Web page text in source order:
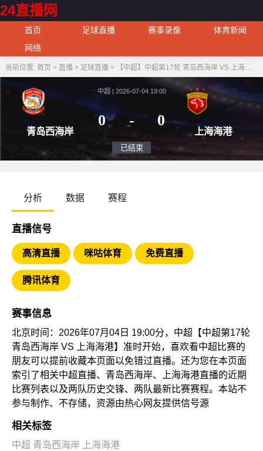
24直播网
首页 足球直播 赛事录像
体育新闻
网络
当前位置: 首页 > 直播> 足球直播> 【中超】中超第17轮 青岛西海岸 VS 上海海港
青岛西海岸
中超 | 2026-07-04 19:00
0
上海
分析 数据 赛程
直播信号
高清直播 咪咕体育 免费直播
腾讯体育
赛事信息
北京时间：2026年07月04日 19:00分，中超【中超第17轮
青岛西海岸 VS 上海海港】准时开始，喜欢看中超比赛的
朋友可以提前收藏本页面以免错过直播。还为您在本页面
索引了相关中超直播、青岛西海岸、上海海港直播的近期
比赛列表以及两队历史交锋、两队最新比赛赛程。本站不
参与制作、不存储，资源由热心网友提供信号源
相关标签
中超 青岛西海岸 上海海港